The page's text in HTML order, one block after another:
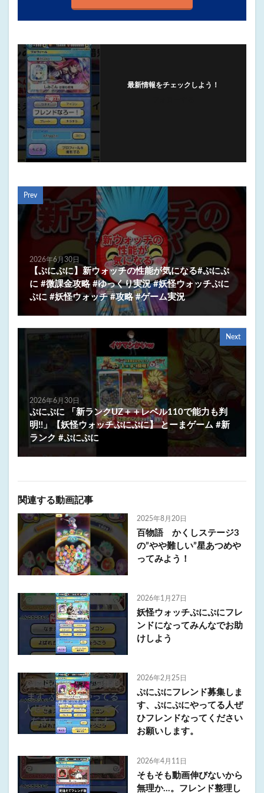
最新情報をチェックしよう！
Prev
2026年6月30日
【ぷにぷに】新ウォッチの性能が気になる#ぷにぷ
に #微課金攻略 #ゆっくり実況 #妖怪ウォッチぷに
ぷに #妖怪ウォッチ #攻略 #ゲーム実況
Next
2026年6月30日
ぷにぷに 「新ランクUZ＋＋レベル110で能力も判
明!!」【妖怪ウォッチぷにぷに】 とーまゲーム #新
ランク #ぷにぷに
関連する動画記事
2025年8月20日
百物語 かくしステージ3
の”やや難しい”星あつめや
ってみよう！
2026年1月27日
妖怪ウォッチぷにぷにフレ
ンドになってみんなでお助
けしよう
2026年2月25日
ぷにぷにフレンド募集しま
す、ぷにぷにやってる人ぜ
ひフレンドなってください
お願いします。
2026年4月11日
そもそも動画伸びないから
無理か…。フレンド整理し